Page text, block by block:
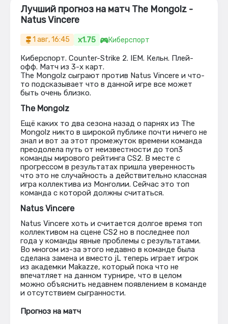
Лучший прогноз на матч The Mongolz -
Natus Vincere
1 авг, 16:45 x1.75 Киберспорт
Киберспорт. Counter-Strike 2. IEM. Кельн. Плей-
офф. Матч из 3-х карт.
The Mongolz сыграют против Natus Vincere и что-
то подсказывает что в данной игре все может
быть очень близко.
The Mongolz
Ещё каких то два сезона назад о парнях из The
Mongolz никто в широкой публике почти ничего не
знал и вот за этот промежуток времени команда
преодолела путь от неизвестности до топ3
команды мирового рейтинга CS2. В месте с
прогрессом в результатах пришла уверенность
что это не случайность а действительно классная
игра коллектива из Монголии. Сейчас это топ
команда с которой должны считаться.
Natus Vincere
Natus Vincere хоть и считается долгое время топ
коллективом на сцене CS2 но в последнее пол
года у команды явные проблемы с результатами.
Во многом из-за этого недавно в команде была
сделана замена и вместо jL теперь играет игрок
из академки Маkazze, который пока что не
впечатляет на данном турнире, что в целом
можно объяснить недавнем появлением в команде
и отсутствием сыгранности.
Прогноз на матч